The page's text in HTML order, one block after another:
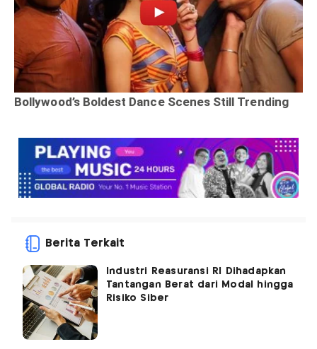
Berita Terkait
Industri Reasuransi RI Dihadapkan
Tantangan Berat dari Modal hingga
Risiko Siber